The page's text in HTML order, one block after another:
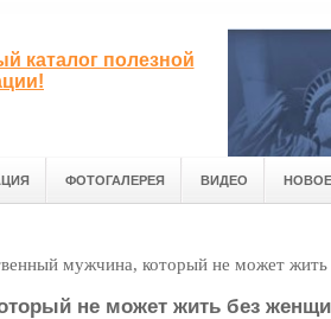
каталог полезной
ФОТОГАЛЕРЕЯ ВИДЕО НОВОЕ
мужчина, который не может
не может жить без